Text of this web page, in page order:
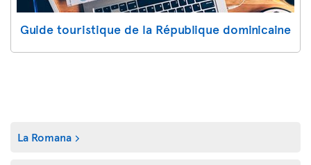
Guide touristique de la République dominicaine
La Romana